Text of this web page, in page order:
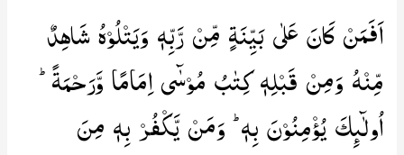
اَفَمَنۡ كَانَ عَلٰى بَيِّنَةٍ مِّنۡ رَّبِّهٖ وَيَتۡلُوۡهُ شَاهِدٌ
مِّنۡهُ وَمِنۡ قَبۡلِهٖ كِتٰبُ مُوۡسٰٓى اِمَامًا وَّرَحۡمَةً​ ؕ
اُولٰٓٮِٕكَ يُؤۡمِنُوۡنَ بِهٖ​ ؕ وَمَنۡ يَّكۡفُرۡ بِهٖ مِنَ